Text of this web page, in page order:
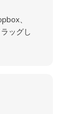
、
ッグし